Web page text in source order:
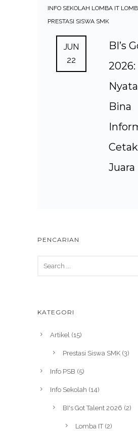
INFO SEKOLAH LOMBA IT
PRESTASI SISWA SMK
JUN
22
BI’s
Bina
Juara
PENCARIAN
KATEGORI
Artikel (15)
Prestasi Siswa SMK (3)
Info PSB (5)
Info Sekolah (14)
BI's Got Talent 2026 (2)
Lomba IT(2)